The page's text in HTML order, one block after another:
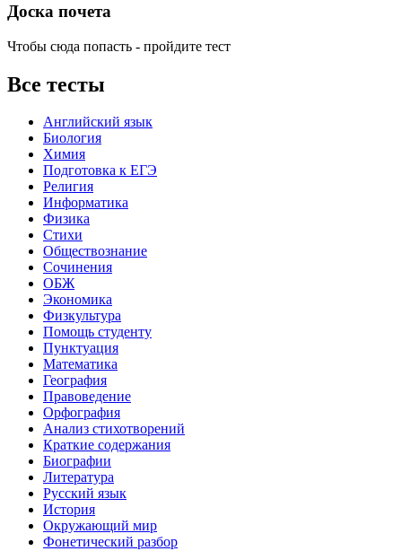
Доска почета
Чтобы сюда попасть - пройдите тест
Все тесты
Английский язык
Биология
Химия
Подготовка к ЕГЭ
Религия
Информатика
Физика
Стихи
Обществознание
Сочинения
ОБЖ
Экономика
Физкультура
Помощь студенту
Пунктуация
Математика
География
Правоведение
Орфография
Анализ стихотворений
Краткие содержания
Биографии
Литература
Русский язык
История
Окружающий мир
Фонетический разбор